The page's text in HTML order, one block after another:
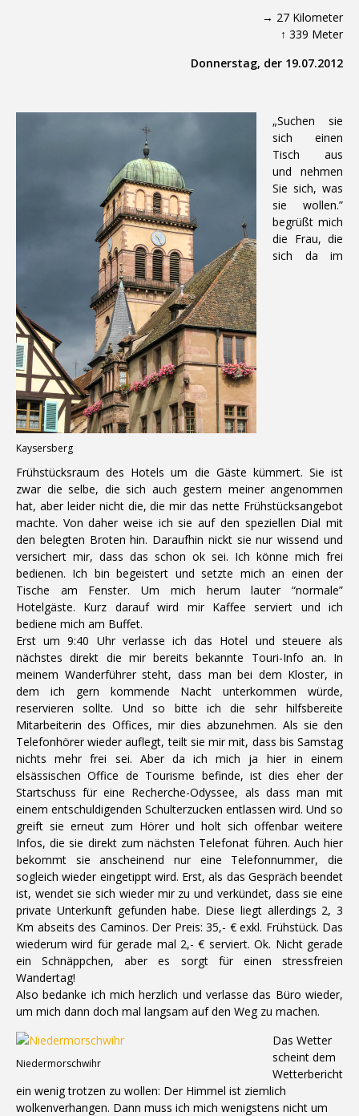
→ 27 Kilometer
↑ 339 Meter
Donnerstag, der 19.07.2012
Kaysersberg
„Suchen sie
sich einen
Tisch aus
und nehmen
Sie sich, was
sie wollen.”
begrüßt mich
die Frau, die
sich da im
Frühstücksraum des Hotels um die Gäste kümmert. Sie ist
zwar die selbe, die sich auch gestern meiner angenommen
hat, aber leider nicht die, die mir das nette Frühstücksangebot
machte. Von daher weise ich sie auf den speziellen Dial mit
den belegten Broten hin. Daraufhin nickt sie nur wissend und
versichert mir, dass das schon ok sei. Ich könne mich frei
bedienen. Ich bin begeistert und setzte mich an einen der
Tische am Fenster. Um mich herum lauter “normale”
Hotelgäste. Kurz darauf wird mir Kaffee serviert und ich
bediene mich am Buffet.
Erst um 9:40 Uhr verlasse ich das Hotel und steuere als
nächstes direkt die mir bereits bekannte Touri-Info an. In
meinem Wanderführer steht, dass man bei dem Kloster, in
dem ich gern kommende Nacht unterkommen würde,
reservieren sollte. Und so bitte ich die sehr hilfsbereite
Mitarbeiterin des Offices, mir dies abzunehmen. Als sie den
Telefonhörer wieder auflegt, teilt sie mir mit, dass bis Samstag
nichts mehr frei sei. Aber da ich mich ja hier in einem
elsässischen Office de Tourisme befinde, ist dies eher der
Startschuss für eine Recherche-Odyssee, als dass man mit
einem entschuldigenden Schulterzucken entlassen wird. Und so
greift sie erneut zum Hörer und holt sich offenbar weitere
Infos, die sie direkt zum nächsten Telefonat führen. Auch hier
bekommt sie anscheinend nur eine Telefonnummer, die
sogleich wieder eingetippt wird. Erst, als das Gespräch beendet
ist, wendet sie sich wieder mir zu und verkündet, dass sie eine
private Unterkunft gefunden habe. Diese liegt allerdings 2, 3
Km abseits des Caminos. Der Preis: 35,- € exkl. Frühstück. Das
wiederum wird für gerade mal 2,- € serviert. Ok. Nicht gerade
ein Schnäppchen, aber es sorgt für einen stressfreien
Wandertag!
Also bedanke ich mich herzlich und verlasse das Büro wieder,
um mich dann doch mal langsam auf den Weg zu machen.
Niedermorschwihr
Das Wetter
scheint dem
Wetterbericht
ein wenig trotzen zu wollen: Der Himmel ist ziemlich
wolkenverhangen. Dann muss ich mich wenigstens nicht um